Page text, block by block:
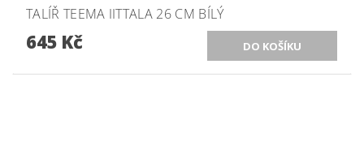
TALÍŘ TEEMA IITTALA 26 CM BÍLÝ
645 Kč